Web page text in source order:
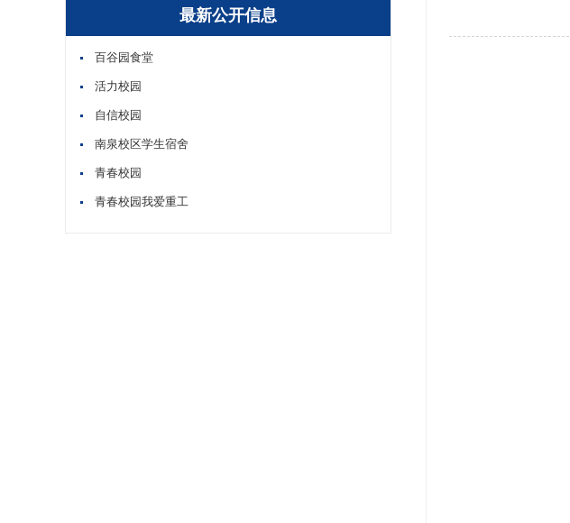
最新公开信息
百谷园食堂
活力校园
自信校园
南泉校区学生宿舍
青春校园
青春校园我爱重工